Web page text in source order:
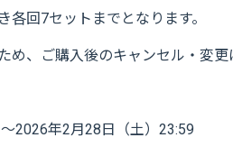
回7セットまでとなります。
め、ご購入後のキャンセル・変更
2026年2月28日（土）23:59